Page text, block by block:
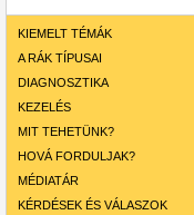
KIEMELT TÉMÁK
A RÁK TÍPUSAI
DIAGNOSZTIKA
KEZELÉS
MIT TEHETÜNK?
HOVÁ FORDULJAK?
MÉDIATÁR
KÉRDÉSEK ÉS VÁLASZOK